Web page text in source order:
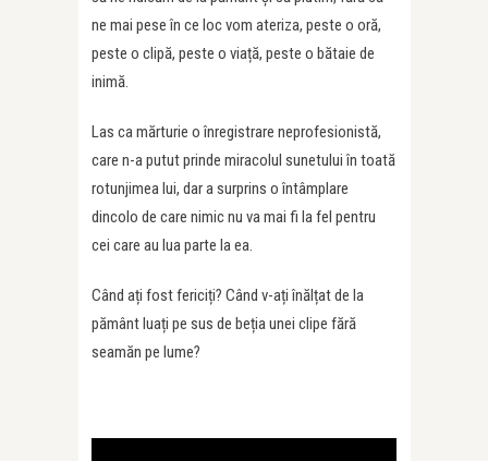
ne mai pese în ce loc vom ateriza, peste o oră,
peste o clipă, peste o viață, peste o bătaie de
inimă.
Las ca mărturie o înregistrare neprofesionistă,
care n-a putut prinde miracolul sunetului în toată
rotunjimea lui, dar a surprins o întâmplare
dincolo de care nimic nu va mai fi la fel pentru
cei care au lua parte la ea.
Când ați fost fericiți? Când v-ați înălțat de la
pământ luați pe sus de beția unei clipe fără
seamăn pe lume?